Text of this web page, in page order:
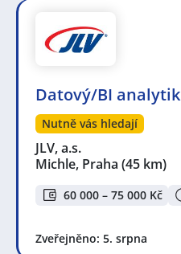
Datový/BI analytik
Nutně vás hledají
JLV, a.s.
Michle, Praha (45 km)
60 000 – 75 000 Kč
Zveřejněno: 5. srpna